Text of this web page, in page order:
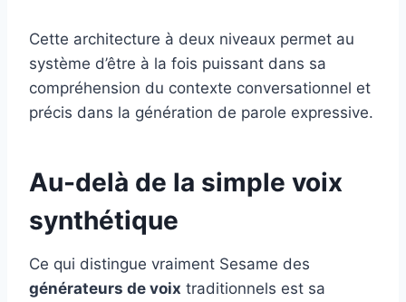
Cette architecture à deux niveaux permet au
système d’être à la fois puissant dans sa
compréhension du contexte conversationnel et
précis dans la génération de parole expressive.
Au-delà de la simple voix
synthétique
Ce qui distingue vraiment Sesame des
générateurs de voix traditionnels est sa